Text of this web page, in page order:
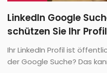
LinkedIn Google
schützen Sie Ihr Profil
Ihr LinkedIn Profil ist
der Google Suche? Das